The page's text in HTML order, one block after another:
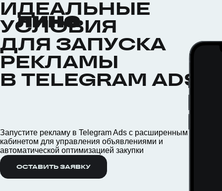
ИДЕАЛЬНЫЕ
УСЛОВИЯ
ДЛЯ ЗАПУСКА
РЕКЛАМЫ
В TELEGRAM ADS
Запустите рекламу в Telegram Ads с расширенным
кабинетом для управления объявлениями и
автоматической оптимизацией закупки
ОСТАВИТЬ ЗАЯВКУ